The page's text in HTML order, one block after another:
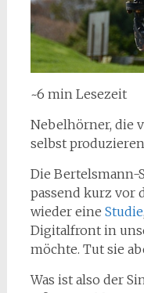
~6 min Lesezeit
Nebelhörner, die
selbst
Die
passend kurz vor
wieder eine Studie
Digitalfront in
möchte. Tut sie
Was ist also der